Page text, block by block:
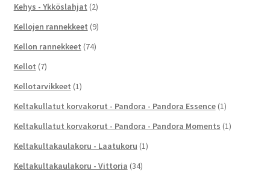
Kehys - Ykköslahjat (2)
Kellojen rannekkeet (9)
Kellon rannekkeet (74)
Kellot (7)
Kellotarvikkeet (1)
Keltakullatut korvakorut - Pandora - Pandora Essence (1)
Keltakullatut korvakorut - Pandora - Pandora Moments (1)
Keltakultakaulakoru - Laatukoru (1)
Keltakultakaulakoru - Vittoria (34)